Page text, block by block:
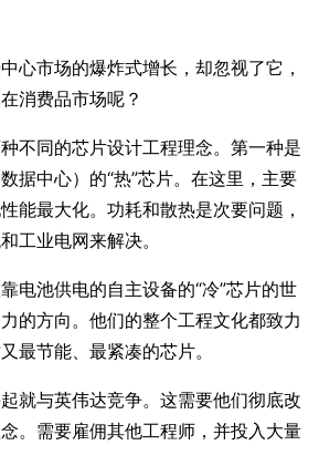
心市场的爆炸式增长，却忽视了它，
消费品市场呢？
不同的芯片设计工程理念。第一种是
据中心）的“热”芯片。在这里，主要
能最大化。功耗和散热是次要问题，
工业电网来解决。
电池供电的自主设备的“冷”芯片的世
的方向。他们的整个工程文化都致力
最节能、最紧凑的芯片。
就与英伟达竞争。这需要他们彻底改
。需要雇佣其他工程师，并投入大量